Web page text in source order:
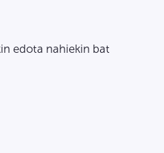
edota nahiekin bat